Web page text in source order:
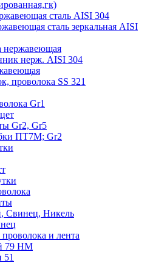
сталь AISI 304
сталь зеркальная AISI
нержавеющая
нерж. AISI 304
проволока SS 321
Gr1
Gr2, Gr5
ПТ7М; Gr2
Свинец, Никель
и лента
79 НМ
51